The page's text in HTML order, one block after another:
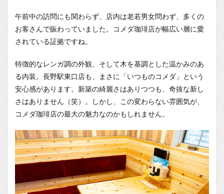
ひとと
1.0.5
野駅東
口の新
たな憩
いの
場。コ
メダ珈
ぜひ一
度お試
しあ
れ！
1.1
場所
午前中の訪問にも関わらず、店内は老若男女問わず、多くの
お客さんで賑わっていました。コメダ珈琲店が幅広い層に愛
されている証拠ですね。
特徴的なレンガ調の外観、そして木を基調とした温かみのあ
る内装。長野駅東口店も、まさに「いつものコメダ」という
安心感があります。新築の綺麗さはありつつも、奇抜な新し
さはありません（笑）。しかし、この変わらない雰囲気が、
コメダ珈琲店の最大の魅力なのかもしれません。